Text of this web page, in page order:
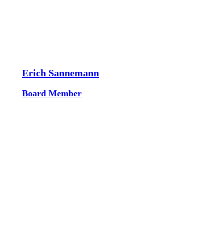
Erich Sannemann
Board Member